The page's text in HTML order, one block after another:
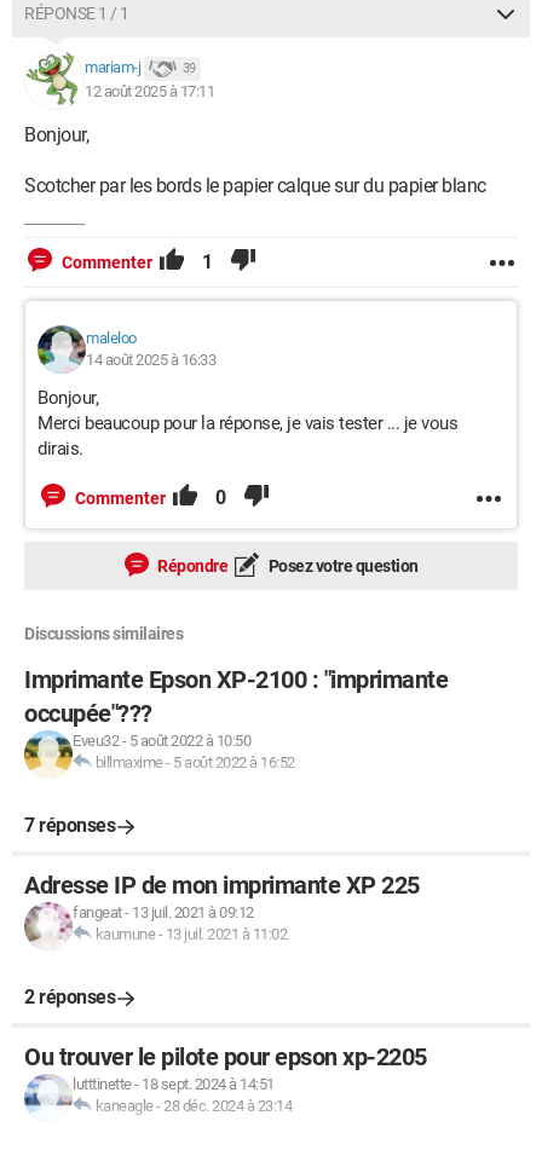
RÉPONSE 1 / 1
mariam-j 39
12 août 2025 à 17:11
Bonjour,
Scotcher par les bords le papier calque sur du papier blanc
Commenter 1
maleloo
14 août 2025 à 16:33
Bonjour,
Merci beaucoup pour la réponse, je vais tester ... je vous
dirais.
Commenter 0
Répondre Posez votre question
Discussions similaires
Imprimante Epson XP-2100 : "imprimante
occupée"???
Eveu32- 5 août 2022 à 10:50
billmaxime- 5 août 2022 à 16:52
7 réponses
Adresse IP de mon imprimante XP 225
fangeat- 13 juil. 2021 à 09:12
kaumune- 13 juil. 2021 à 11:02
2 réponses
Ou trouver le pilote pour epson xp-2205
lutttinette- 18 sept. 2024 à 14:51
kaneagle-28 déc. 2024 à 23:14